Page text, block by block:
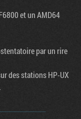
et un AMD64
par un rire
des stations HP-UX